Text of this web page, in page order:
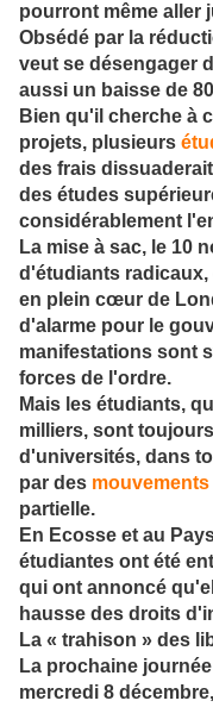
pourront même aller
Obsédé par la
veut se désengager
aussi un baisse de
Bien qu'il cherche à
projets, plusieurs
des frais
des études
considérablement
La mise à sac, le 10
d'étudiants
en plein cœur de
d'alarme pour le
manifestations sont
forces de l'ordre.
Mais les étudiants,
milliers, sont
d'universités, dans
par des
partielle.
En Ecosse et au
étudiantes ont été
qui ont annoncé
hausse des droits
La « trahison » des
La prochaine
mercredi 8